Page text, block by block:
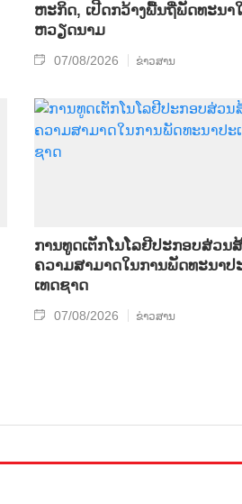
ຫະ​ກ​ິດ, ເປີດກວ້າງ​ພື້ນ​ຖີ່​ພັດ​ທະ​ນາ​
ຫວຽດ​ນາມ
07/08/2026 ຂ່າວສານ
ການ​ທູດ​ເຕັກ​ໂນ​ໂລ​ຢີ​ປະ​ກອບ​ສ່ວນ​
ຄວາມ​ສາ​ມາດ​ໃນ​ການ​ພັດ​ທະ​ນາ​ປ
ເທດ​ຊາດ
07/08/2026 ຂ່າວສານ